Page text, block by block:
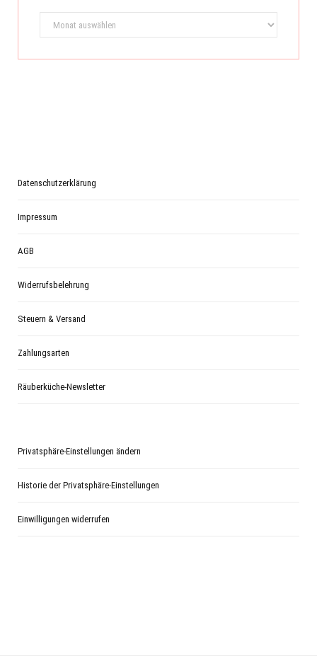
Archiv
Datenschutzerklärung
Impressum
AGB
Widerrufsbelehrung
Steuern & Versand
Zahlungsarten
Räuberküche-Newsletter
Privatsphäre-Einstellungen ändern
Historie der Privatsphäre-Einstellungen
Einwilligungen widerrufen